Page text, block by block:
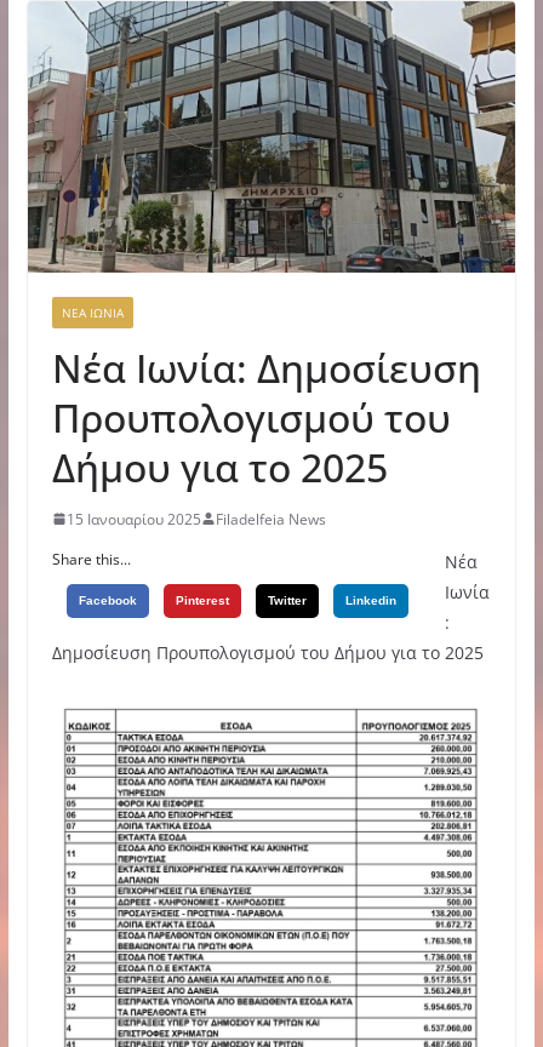
ΝΕΑ ΙΩΝΙΑ
Νέα Ιωνία: Δημοσίευση
Προυπολογισμού του
Δήμου για το 2025
15 Ιανουαρίου 2025
Filadelfeia News
Share this...
Facebook Pinterest Twitter Linkedin
Νέα
Ιωνία
:
Δημοσίευση Προυπολογισμού του Δήμου για το 2025